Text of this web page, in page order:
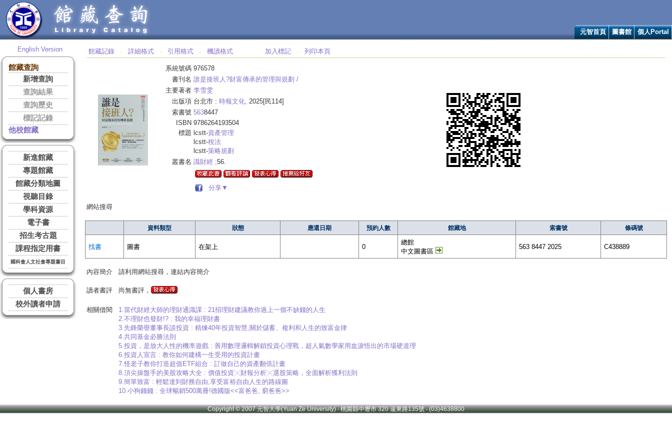
元智首頁 圖書館 個人Portal
English Version
館藏查詢
新增查詢
查詢結果
查詢歷史
標記記錄
他校館藏
新進館藏
專題館藏
館藏分類地圖
視聽目錄
學科資源
電子書
招生考古題
課程指定用書
國科會人文社會專題書目
個人書房
校外讀者申請
館藏記錄 ‧ 詳細格式 ‧ 引用格式 ‧ 機讀格式 加入標記 ‧ 列印本頁
系統號碼 976578
書刊名 誰是接班人?財富傳承的管理與規劃 /
主要著者 李雪雯
出版項 台北市 : 時報文化, 2025[民114]
索書號 5638447
ISBN 9786264193504
標題 lcstt-資產管理
lcstt-稅法
lcstt-策略規劃
叢書名 識財經 ;56.
分享▼
網站搜尋
資料類型 狀態 應還日期 預約人數 館藏地 索書號 條碼號
找書 圖書 在架上 0
總館
中文圖書區
563 8447 2025 C438889
內容簡介 請利用網站搜尋，連結內容簡介
讀者書評 尚無書評，
相關借閱
1.當代財經大師的理財通識課 : 21招理財建議教你過上一個不缺錢的人生
2.不理財也發財!? : 我的幸福理財書
3.先鋒榮譽董事長談投資 : 精煉40年投資智慧,關於儲蓄、複利和人生的致富金律
4.共同基金必勝法則
5.投資，是放大人性的機率遊戲 : 善用數理邏輯解鎖投資心理戰，超人氣數學家用血淚悟出的市場硬道理
6.投資人宣言 : 教你如何建構一生受用的投資計畫
7.怪老子教你打造超值ETF組合 : 訂做自己的資產翻倍計畫
8.頂尖操盤手的美股攻略大全 : 價值投資╳財報分析╳選股策略，全面解析獲利法則
9.簡單致富 : 輕鬆達到財務自由,享受富裕自由人生的路線圖
10.小狗錢錢 : 全球暢銷500萬冊!德國版<<富爸爸, 窮爸爸>>
Copyright © 2007 元智大學(Yuan Ze University) ‧ 桃園縣中壢市 320 遠東路135號 ‧ (03)4638800